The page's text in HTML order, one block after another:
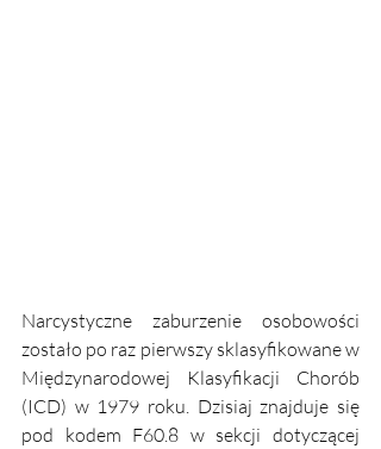
Narcystyczne zaburzenie osobowości
zostało po raz pierwszy sklasyfikowane w
Międzynarodowej Klasyfikacji Chorób
(ICD) w 1979 roku. Dzisiaj znajduje się
pod kodem F60.8 w sekcji dotyczącej